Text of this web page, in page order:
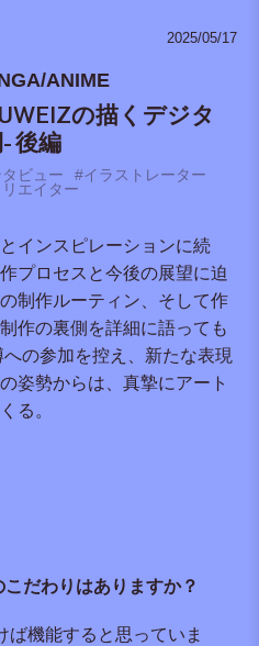
2025/05/17
ANIME
の描くデジタ
後編
ビュー
#イラストレーター
エイター
インスピレーションに続
プロセスと今後の展望に迫
制作ルーティン、そして作
作の裏側を詳細に語っても
の参加を控え、新たな表現
姿勢からは、真摯にアート
る。
だわりはありますか？
ば機能すると思っていま